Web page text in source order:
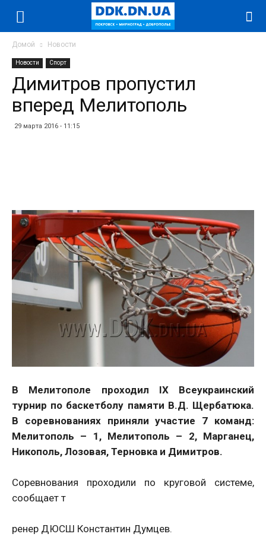
Домой Новости
Новости Спорт
Димитров пропустил
вперед Мелитополь
29 марта 2016 - 11:15
В Мелитополе проходил IXВсеукраинский
турнир по баскетболу памяти В.Д. Щербатюка.
В соревнованиях приняли участие 7 команд:
Мелитополь – 1, Мелитополь – 2, Марганец,
Никополь, Лозовая, Терновка и Димитров.
Соревнования проходили по круговой системе,
сообщает т
ренер ДЮСШ Константин Думцев.